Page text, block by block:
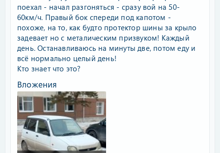
поехал - начал разгоняться - сразу вой на 50-
60км/ч. Правый бок спереди под капотом -
похоже, на то, как будто протектор шины за крыло
задевает но с металическим призвуком! Каждый
день. Останавливаюсь на минуты две, потом еду и
всё нормально целый день!
Кто знает что это?
Вложения